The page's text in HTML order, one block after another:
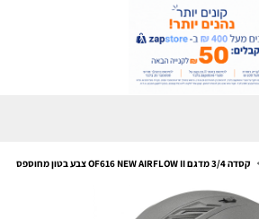
קסדה 3/4 מדגם OF616 NEW AIRFLOW II צבע בטון מחוספס - דגם חדש 2026